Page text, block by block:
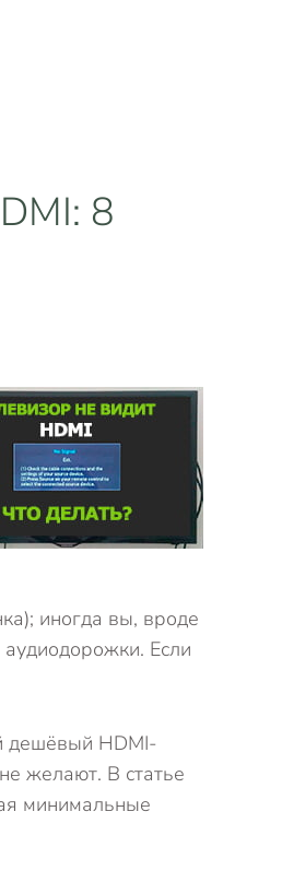
8
иногда вы, вроде
Если
дешёвый HDMI-
желают. В статье
минимальные